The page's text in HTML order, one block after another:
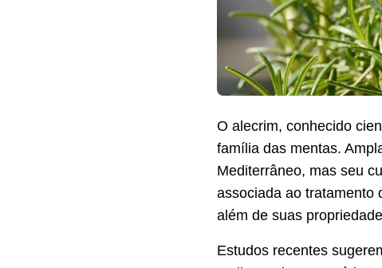
O alecrim, conhecido
família das mentas.
Mediterrâneo, mas seu
associada ao tratamento
além de suas
Estudos recentes